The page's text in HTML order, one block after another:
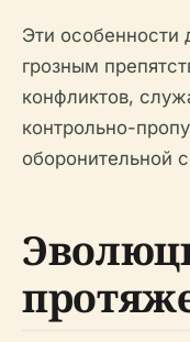
Эти
грозным
конфликтов,
контрольно-
оборонительной